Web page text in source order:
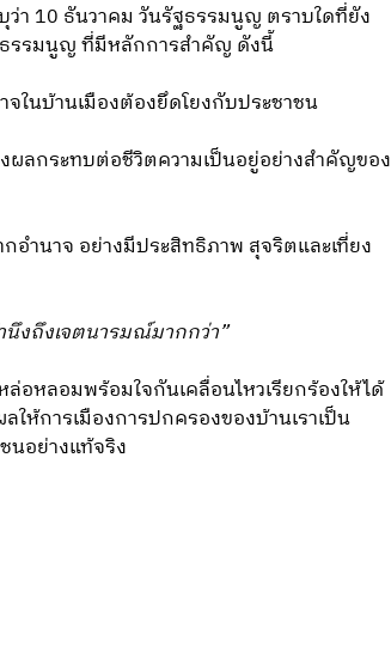
า 10 ธันวาคม วันรัฐธรรมนูญ ตราบใดที่ยัง
ธรรมนูญ ที่มีหลักการสำคัญ ดังนี้
ในบ้านเมืองต้องยึดโยงกับประชาชน
ผลกระทบต่อชีวิตความเป็นอยู่อย่างสำคัญของ
อำนาจ อย่างมีประสิทธิภาพ สุจริตและเที่ยง
งถึงเจตนารมณ์มากกว่า”
หลอมพร้อมใจกันเคลื่อนไหวเรียกร้องให้ได้
ห้การเมืองการปกครองของบ้านเราเป็น
นอย่างแท้จริง